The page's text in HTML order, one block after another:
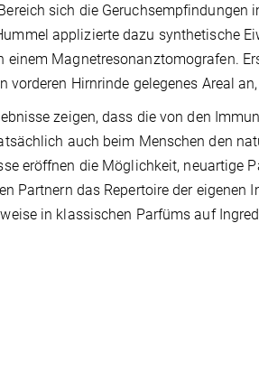
sich die Geruchsempfindungen
applizierte dazu synthetische
einem Magnetresonanztomografen.
vorderen Hirnrinde gelegenes Areal
zeigen, dass die von den
auch beim Menschen den
eröffnen die Möglichkeit, neuartige
Partnern das Repertoire der
in klassischen Parfüms auf